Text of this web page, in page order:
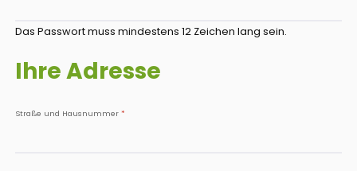
Das Passwort muss mindestens 12 Zeichen lang sein.
Ihre Adresse
Straße und Hausnummer *